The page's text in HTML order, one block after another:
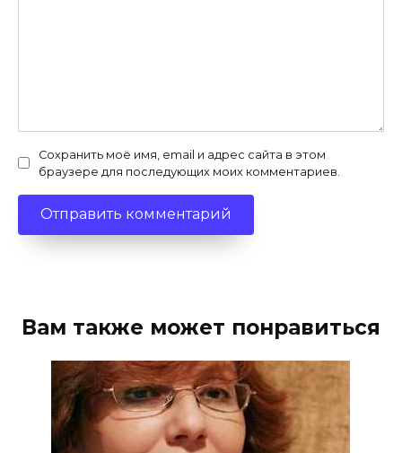
Сохранить моё имя, email и адрес сайта в этом
браузере для последующих моих комментариев.
Вам также может понравиться